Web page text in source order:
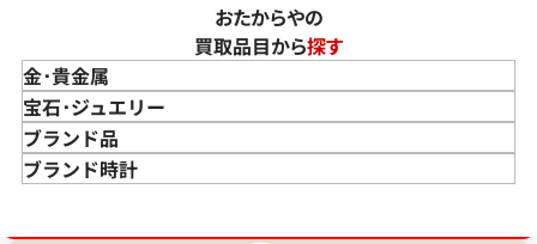
おたからやの
買取品目から探す
金･貴金属
金 買取
金のインゴット 買取
金のアクセサリー 買取
宝石･ジュエリー
宝石･ジュエリー買取
ダイヤモンド 買取
ブランド品
バッグ･小物 買取
ブランド時計